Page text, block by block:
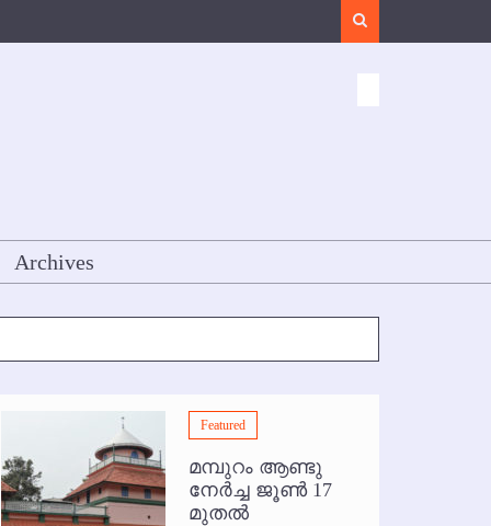
Archives
Featured
മമ്പുറം ആണ്ടു
നേര്‍ച്ച ജൂണ്‍ 17
മുതല്‍